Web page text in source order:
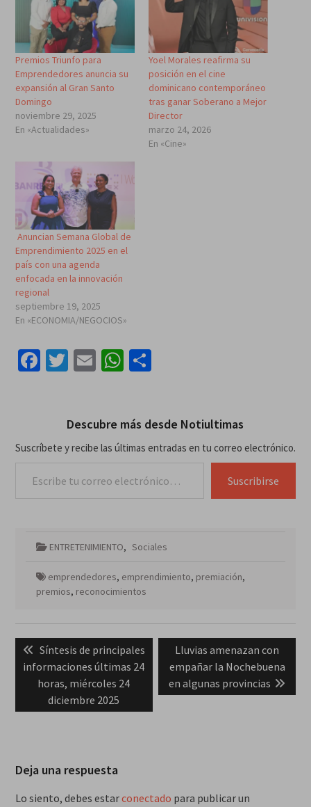
Premios Triunfo para
Emprendedores anuncia su
expansión al Gran Santo
Domingo
noviembre 29, 2025
En «Actualidades»
Yoel Morales reafirma su
posición en el cine
dominicano contemporáneo
tras ganar Soberano a Mejor
Director
marzo 24, 2026
En «Cine»
Anuncian Semana Global de
Emprendimiento 2025 en el
país con una agenda
enfocada en la innovación
regional
septiembre 19, 2025
En «ECONOMIA/NEGOCIOS»
Facebook
Twitter
EmailWhatsApp
Compartir
Descubre más desde Notiultimas
Suscríbete y recibe las últimas entradas en tu correo electrónico.
Suscribirse
ENTRETENIMIENTO, Sociales
emprendedores, emprendimiento, premiación,
premios, reconocimientos
Navegación
de
entradas
Previous
post:
Síntesis de principales
informaciones últimas 24
horas, miércoles 24
diciembre 2025
Next
post:
Lluvias amenazan con
empañar la Nochebuena
en algunas provincias
Deja una respuesta
Lo siento, debes estarconectado para publicar un